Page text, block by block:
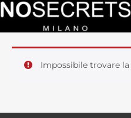
Impossibile trovare